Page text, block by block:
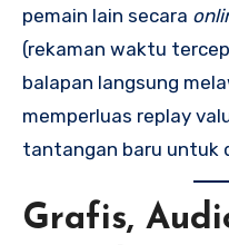
pemain lain secara
(rekaman waktu
balapan langsung
memperluas replay
tantangan baru untuk
Grafis,